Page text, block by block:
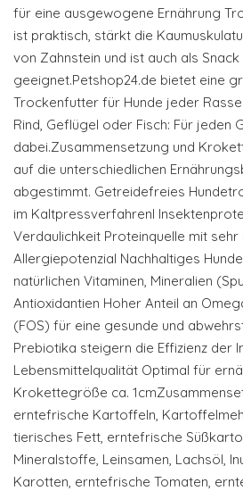
für eine ausgewogene Ernährung
ist praktisch, stärkt die
von Zahnstein und ist auch als
geeignet.Petshop24.de bietet eine
Trockenfutter für Hunde jeder
Rind, Geflügel oder Fisch: Für jeden
dabei.Zusammensetzung und
auf die unterschiedlichen
abgestimmt. Getreidefreies
im KaltpressverfahrenI
Verdaulichkeit Proteinquelle mit sehr
Allergiepotenzial Nachhaltiges
natürlichen Vitaminen, Mineralien
Antioxidantien Hoher Anteil an
(FOS) für eine gesunde und
Prebiotika steigern die Effizienz der
Lebensmittelqualität Optimal für
Krokettegröße ca.
erntefrische Kartoffeln,
tierisches Fett, erntefrische
Mineralstoffe, Leinsamen, Lachsöl,
Karotten, erntefrische Tomaten,